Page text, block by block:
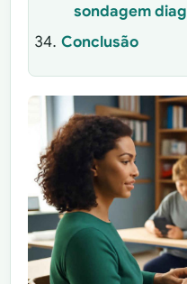
sondagem
Conclusão